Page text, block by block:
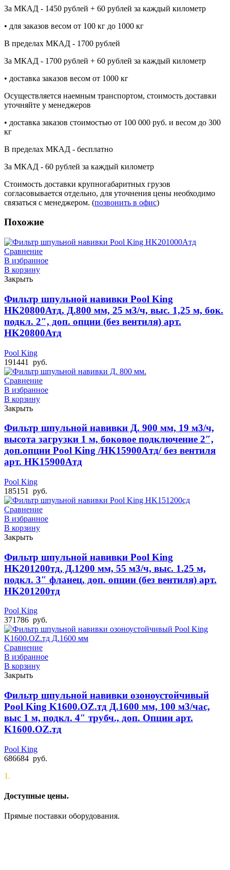
За МКАД - 1450 рублей + 60 рублей за каждый километр
• для заказов весом от 100 кг до 1000 кг
В пределах МКАД - 1700 рублей
За МКАД - 1700 рублей + 60 рублей за каждый километр
• доставка заказов весом от 1000 кг
Осуществляется наемным транспортом, стоимость доставки
уточняйте у менеджеров
• доставка заказов стоимостью от 100 000 руб. и весом до 300
кг
В пределах МКАД - бесплатно
За МКАД - 60 рублей за каждый километр
Стоимость доставки крупногабаритных грузов
согласовывается отдельно, для уточнения цены необходимо
связаться с менеджером. (позвонить в офис)
Похожие
Сравнение
В избранное
В корзину
Закрыть
Фильтр шпульной навивки Pool King
HK20800Атд, Д.800 мм, 25 м3/ч, выс. 1,25 м, бок.
подкл. 2″, доп. опции (без вентиля) арт.
HK20800Атд
Pool King
191441
руб.
Сравнение
В избранное
В корзину
Закрыть
Фильтр шпульной навивки Д. 900 мм, 19 м3/ч,
высота загрузки 1 м, боковое подключение 2″,
доп.опции Pool King /HK15900Aтд/ без вентиля
арт. HK15900Aтд
Pool King
185151
руб.
Сравнение
В избранное
В корзину
Закрыть
Фильтр шпульной навивки Pool King
HK201200тд, Д.1200 мм, 55 м3/ч, выс. 1.25 м,
подкл. 3″ фланец, доп. опции (без вентиля) арт.
HK201200тд
Pool King
371786 руб.
Сравнение
В избранное
В корзину
Закрыть
Фильтр шпульной навивки озоноустойчивый
Pool King K1600.OZ.тд Д.1600 мм, 100 м3/час,
выс 1 м, подкл. 4″ трубч., доп. Опции арт.
K1600.OZ.тд
Pool King
686684 руб.
1.
Доступные цены.
Прямые поставки оборудования.